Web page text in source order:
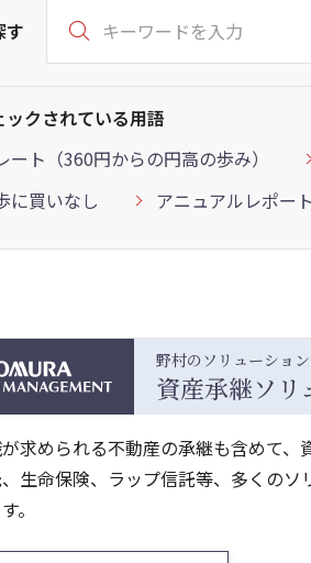
す
ックされている用語
ート（360円からの円高の歩み）
に買いなし
アニュアルレポート
野村のソリューショ
資産承継ソリ
求められる不動産の承継も含めて、
生命保険、ラップ信託等、多くの
。